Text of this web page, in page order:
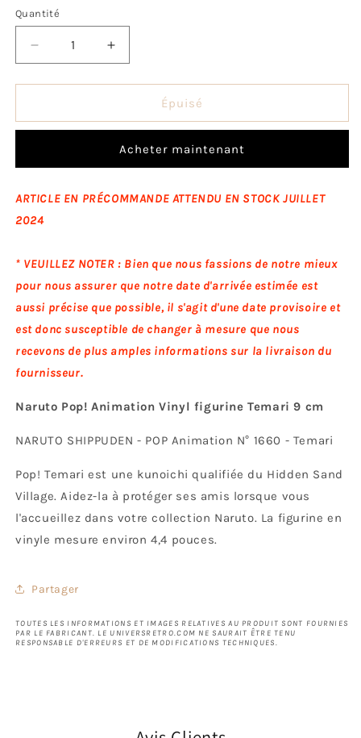
Quantité
Quantité
Réduire
la
quantité
Temari
PRECOMMANDE*
Augmenter
la
quantité
Temari
PRECOMMANDE*
Épuisé
Acheter maintenant
ARTICLE EN PRÉCOMMANDE ATTENDU EN STOCK JUILLET
2024
* VEUILLEZ NOTER : Bien que nous fassions de notre mieux
pour nous assurer que notre date d'arrivée estimée est
aussi précise que possible, il s'agit d'une date provisoire et
est donc susceptible de changer à mesure que nous
recevons de plus amples informations sur la livraison du
fournisseur.
Naruto Pop! Animation Vinyl figurine Temari 9 cm
NARUTO SHIPPUDEN - POP Animation N° 1660 - Temari
Pop! Temari est une kunoichi qualifiée du Hidden Sand
Village. Aidez-la à protéger ses amis lorsque vous
l'accueillez dans votre collection Naruto. La figurine en
vinyle mesure environ 4,4 pouces.
Partager
TOUTES LES INFORMATIONS ET IMAGES RELATIVES AU PRODUIT SONT FOURNIES
PAR LE FABRICANT. LE UNIVERSRETRO.COM NE SAURAIT ÊTRE TENU
RESPONSABLE D'ERREURS ET DE MODIFICATIONS TECHNIQUES.